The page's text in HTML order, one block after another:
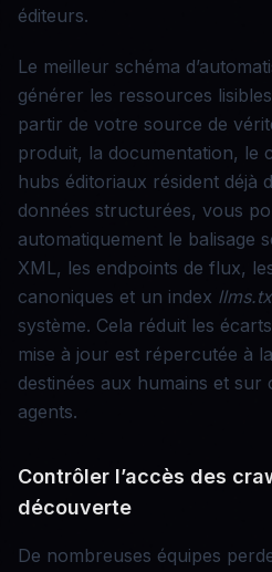
éditeurs.
Le meilleur schéma
générer les ressources
partir de votre source de
produit, la documentation, le
hubs éditoriaux résident déjà
données structurées, vous
automatiquement le balisage
XML, les endpoints de flux,
canoniques et un index
système. Cela réduit les
mise à jour est répercutée à
destinées aux humains et sur
agents.
Contrôler l’accès des
découverte
De nombreuses équipes